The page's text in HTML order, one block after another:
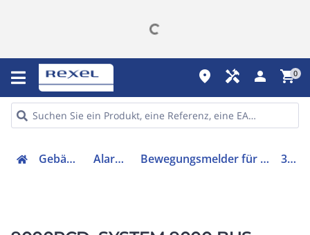
place handyman person shopping_cart0
Gebäudetechnik Alarmanlagen Bewegungsmelder für Gefahrenmeldesystem 35656